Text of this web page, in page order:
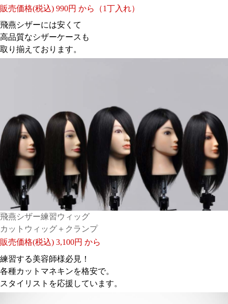
販売価格(税込) 990円 から（1丁入れ）
飛燕シザーには安くて
高品質なシザーケースも
取り揃えております。
飛燕シザー練習ウィッグ
カットウィッグ＋クランプ
販売価格(税込) 3,100円 から
練習する美容師様必見！
各種カットマネキンを格安で。
スタイリストを応援しています。